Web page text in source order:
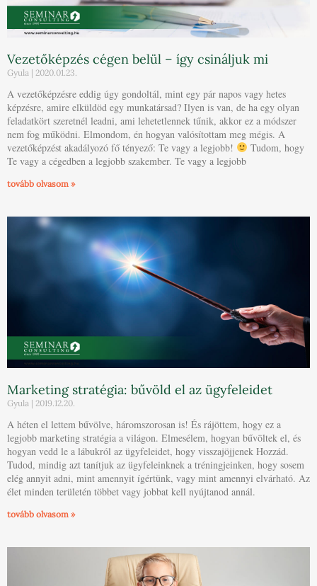
Vezetőképzés cégen belül – így csináljuk mi
Gyula 2020.01.23.
A vezetőképzésre eddig úgy gondoltál, mint egy pár napos vagy hetes
képzésre, amire elküldöd egy munkatársad? Ilyen is van, de ha egy olyan
feladatkört szeretnél leadni, ami lehetetlennek tűnik, akkor ez a módszer
nem fog működni. Elmondom, én hogyan valósítottam meg mégis. A
vezetőképzést akadályozó fő tényező: Te vagy a legjobb!
Tudom, hogy
Te vagy a cégedben a legjobb szakember. Te vagy a legjobb
tovább olvasom »
Marketing stratégia: bűvöld el az ügyfeleidet
Gyula 2019.12.20.
A héten el lettem bűvölve, háromszorosan is! És rájöttem, hogy ez a
legjobb marketing stratégia a világon. Elmesélem, hogyan bűvöltek el, és
hogyan vedd le a lábukról az ügyfeleidet, hogy visszajöjjenek Hozzád.
Tudod, mindig azt tanítjuk az ügyfeleinknek a tréningjeinken, hogy sosem
elég annyit adni, mint amennyit ígértünk, vagy mint amennyi elvárható. Az
élet minden területén többet vagy jobbat kell nyújtanod annál.
tovább olvasom »